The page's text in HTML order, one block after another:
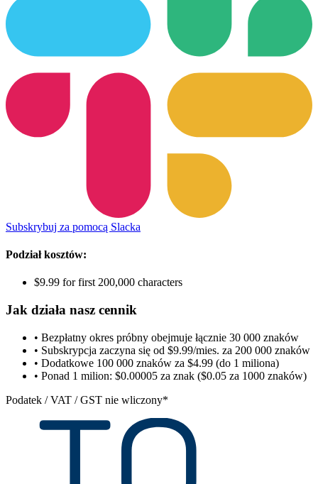
Subskrybuj za pomocą Slacka
Podział kosztów:
$9.99 for first 200,000 characters
Jak działa nasz cennik
• Bezpłatny okres próbny obejmuje łącznie 30 000 znaków
• Subskrypcja zaczyna się od $9.99/mies. za 200 000 znaków
• Dodatkowe 100 000 znaków za $4.99 (do 1 miliona)
• Ponad 1 milion: $0.00005 za znak ($0.05 za 1000 znaków)
Podatek / VAT / GST nie wliczony*